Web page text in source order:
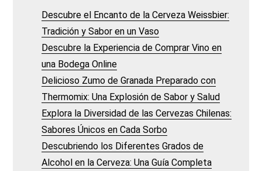
Descubre el Encanto de la Cerveza Weissbier:
Tradición y Sabor en un Vaso
Descubre la Experiencia de Comprar Vino en
una Bodega Online
Delicioso Zumo de Granada Preparado con
Thermomix: Una Explosión de Sabor y Salud
Explora la Diversidad de las Cervezas Chilenas:
Sabores Únicos en Cada Sorbo
Descubriendo los Diferentes Grados de
Alcohol en la Cerveza: Una Guía Completa